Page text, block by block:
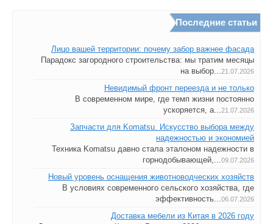
Последние статьи
Лицо вашей территории: почему забор важнее фасада
Парадокс загородного строительства: мы тратим месяцы
на выбор...21.07.2026
Невидимый фронт переезда и не только
В современном мире, где темп жизни постоянно
ускоряется, а...21.07.2026
Запчасти для Komatsu. Искусство выбора между
надежностью и экономией
Техника Komatsu давно стала эталоном надежности в
горнодобывающей,...09.07.2026
Новый уровень оснащения животноводческих хозяйств
В условиях современного сельского хозяйства, где
эффективность...06.07.2026
Доставка мебели из Китая в 2026 году